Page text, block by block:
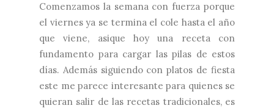
Comenzamos la semana con fuerza porque
el viernes ya se termina el cole hasta el año
que viene, asique hoy una receta con
fundamento para cargar las pilas de estos
días. Además siguiendo con platos de fiesta
este me parece interesante para quienes se
quieran salir de las recetas tradicionales, es